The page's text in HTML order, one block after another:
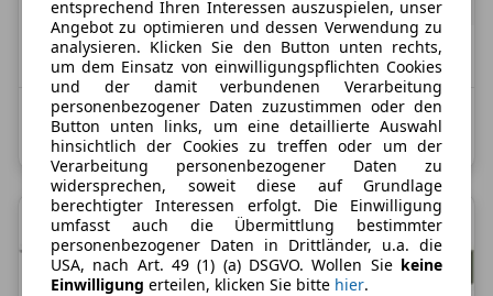
60 Monate|5.000 km / Jahr(anpassbar)
vsl. Dezember 2026
Kombinierter Kraftstoffverbrauch: 7,1 kg/100 km;
Kombinierte CO2-Emission: 116,0 g/km; CO2-Klasse: D
entsprechend Ihren Interessen auszuspielen, unser
Angebot zu optimieren und dessen Verwendung zu
analysieren. Klicken Sie den Button unten rechts,
um dem Einsatz von einwilligungspflichten Cookies
und der damit verbundenen Verarbeitung
personenbezogener Daten zuzustimmen oder den
Button unten links, um eine detaillierte Auswahl
hinsichtlich der Cookies zu treffen oder um der
Verarbeitung personenbezogener Daten zu
widersprechen, soweit diese auf Grundlage
berechtigter Interessen erfolgt. Die Einwilligung
umfasst auch die Übermittlung bestimmter
personenbezogener Daten in Drittländer, u.a. die
USA, nach Art. 49 (1) (a) DSGVO. Wollen Sie keine
Einwilligung erteilen, klicken Sie bitte hier.